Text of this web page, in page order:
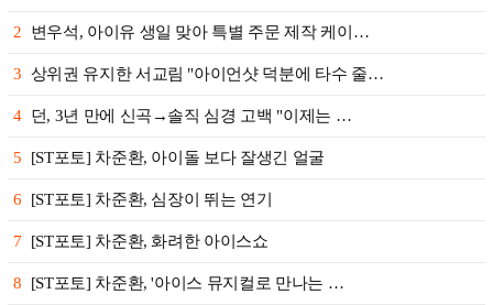
2 변우석, 아이유 생일 맞아 특별 주문 제작 케이…
3 상위권 유지한 서교림 "아이언샷 덕분에 타수 줄…
4 던, 3년 만에 신곡→솔직 심경 고백 "이제는 …
5 [ST포토] 차준환, 아이돌 보다 잘생긴 얼굴
6 [ST포토] 차준환, 심장이 뛰는 연기
7 [ST포토] 차준환, 화려한 아이스쇼
8 [ST포토] 차준환, '아이스 뮤지컬로 만나는 …